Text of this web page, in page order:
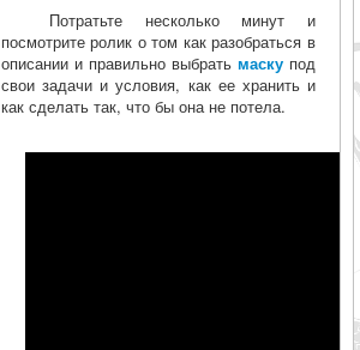
Потратьте несколько минут и
посмотрите ролик о том как разобраться в
описании и правильно выбрать маскупод
свои задачи и условия, как ее хранить и
как сделать так, что бы она не потела.